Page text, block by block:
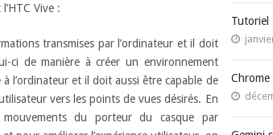
Vive :
transmises par l’ordinateur et il doit
ci de manière à créer un environnement
l’ordinateur et il doit aussi être capable de
vers les points de vues désirés. En
du porteur du casque par
Tutoriel